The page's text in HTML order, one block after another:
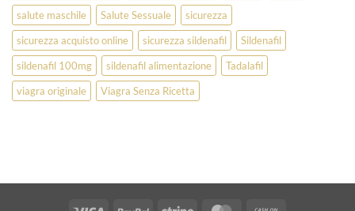
salute maschile
Salute Sessuale
sicurezza
sicurezza acquisto online
sicurezza sildenafil
Sildenafil
sildenafil 100mg
sildenafil alimentazione
Tadalafil
viagra originale
Viagra Senza Ricetta